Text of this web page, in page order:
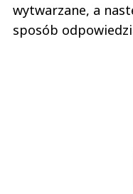
wytwarzane, a
sposób